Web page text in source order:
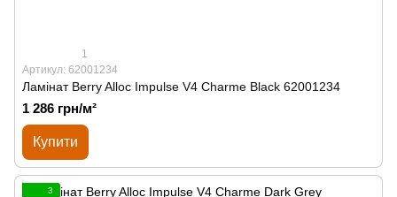
1
Артикул: 62001234
Ламінат Berry Alloc Impulse V4 Charme Black 62001234
1 286 грн/м²
Купити
3